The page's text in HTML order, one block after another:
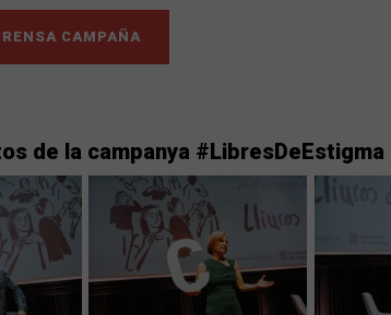
CAMPAÑA
de la campanya #LibresDeEstigma